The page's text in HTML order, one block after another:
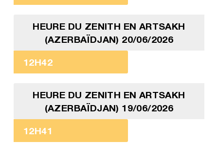
HEURE DU ZENITH EN ARTSAKH
(AZERBAÏDJAN) 20/06/2026
12H42
HEURE DU ZENITH EN ARTSAKH
(AZERBAÏDJAN) 19/06/2026
12H41